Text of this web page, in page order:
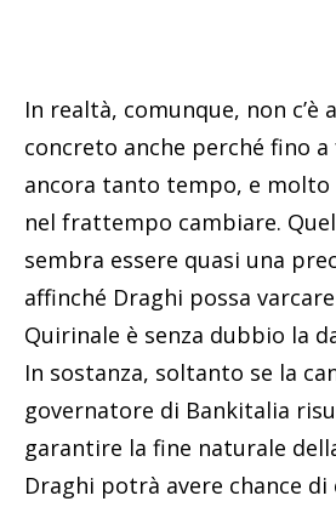
In realtà, comunque, non c’è
concreto anche perché fino a
ancora tanto tempo, e
nel frattempo cambiare.
sembra essere quasi una
affinché Draghi possa
Quirinale è senza dubbio la
In sostanza, soltanto se la
governatore di Bankitalia
garantire la fine naturale
Draghi potrà avere chance di